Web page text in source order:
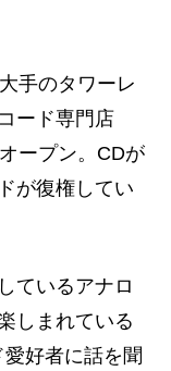
手のタワーレ
ード専門店
ープン。CDが
が復権してい
ているアナロ
しまれている
好者に話を聞